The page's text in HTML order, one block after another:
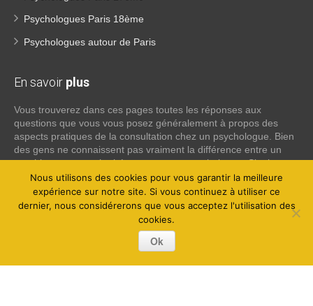
Psychologues Paris 18ème
Psychologues autour de Paris
En savoir plus
Vous trouverez dans ces pages toutes les réponses aux
questions que vous vous posez généralement à propos des
aspects pratiques de la consultation chez un psychologue. Bien
des gens ne connaissent pas vraiment la différence entre un
psychiatre, un psychothérapeute et un psychologue. Si tel est
votre cas, voici quelques définitions qui devraient clarifier les
choses, n’hésitez pas à nous contacter:
Lire la suite
Nous utilisons des cookies pour vous garantir la meilleure
expérience sur notre site. Si vous continuez à utiliser ce
dernier, nous considérerons que vous acceptez l'utilisation des
cookies.
Ok